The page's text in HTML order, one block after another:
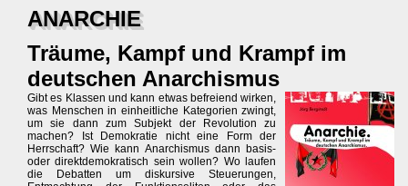
ANARCHIE
Träume, Kampf und Krampf im
deutschen Anarchismus
Gibt es Klassen und kann etwas befreiend wirken,
was Menschen in einheitliche Kategorien zwingt,
um sie dann zum Subjekt der Revolution zu
machen? Ist Demokratie nicht eine Form der
Herrschaft? Wie kann Anarchismus dann basis-
oder direktdemokratisch sein wollen? Wo laufen
die Debatten um diskursive Steuerungen,